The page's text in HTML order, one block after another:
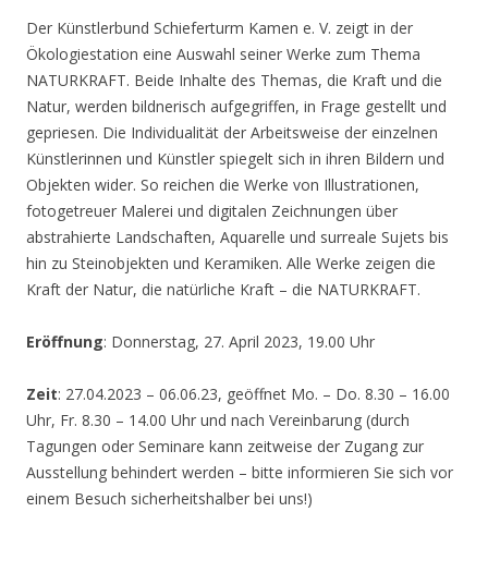
Der Künstlerbund Schieferturm Kamen e. V. zeigt in der
Ökologiestation eine Auswahl seiner Werke zum Thema
NATURKRAFT. Beide Inhalte des Themas, die Kraft und die
Natur, werden bildnerisch aufgegriffen, in Frage gestellt und
gepriesen. Die Individualität der Arbeitsweise der einzelnen
Künstlerinnen und Künstler spiegelt sich in ihren Bildern und
Objekten wider. So reichen die Werke von Illustrationen,
fotogetreuer Malerei und digitalen Zeichnungen über
abstrahierte Landschaften, Aquarelle und surreale Sujets bis
hin zu Steinobjekten und Keramiken. Alle Werke zeigen die
Kraft der Natur, die natürliche Kraft – die NATURKRAFT.
Eröffnung: Donnerstag, 27. April 2023, 19.00 Uhr
Zeit: 27.04.2023 – 06.06.23, geöffnet Mo. – Do. 8.30 – 16.00
Uhr, Fr. 8.30 – 14.00 Uhr und nach Vereinbarung (durch
Tagungen oder Seminare kann zeitweise der Zugang zur
Ausstellung behindert werden – bitte informieren Sie sich vor
einem Besuch sicherheitshalber bei uns!)